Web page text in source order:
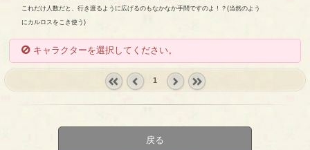
これだけ人数だと、行き渡るように広げるのもなかなか手間ですのよ！？(当然のよう
にカルロスをこき使う)
キャラクターを選択してください。
1
戻る